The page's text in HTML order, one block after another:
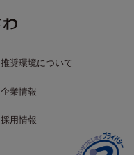
推奨環境について
企業情報
採用情報